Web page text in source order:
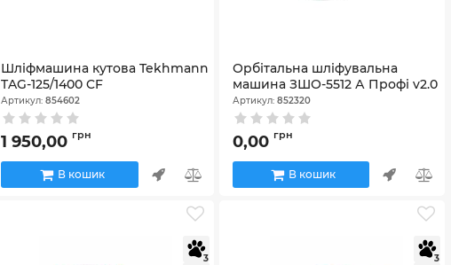
Шліфмашина кутова Tekhmann
TAG-125/1400 CF
Артикул:854602
1 950,00 грн
В кошик
Орбітальна шліфувальна
машина ЗШО-5512 А Профі v2.0
Артикул: 852320
0,00 грн
В кошик
3 3